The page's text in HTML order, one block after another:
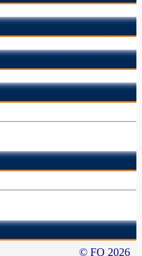
© FO 2026